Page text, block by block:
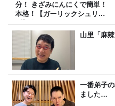
分！ きざみにんにくで簡単！
本格！【ガーリックシュリン
プ】 桃屋のかんたんレシピ
山里「麻
一番弟子
ました…